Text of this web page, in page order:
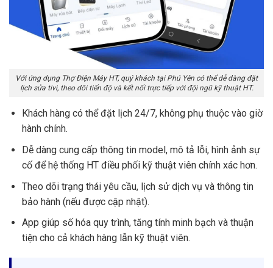
Với ứng dụng Thợ Điện Máy HT, quý khách tại Phú Yên có thể dễ dàng đặt
lịch sửa tivi, theo dõi tiến độ và kết nối trực tiếp với đội ngũ kỹ thuật HT.
Khách hàng có thể đặt lịch 24/7, không phụ thuộc vào giờ
hành chính.
Dễ dàng cung cấp thông tin model, mô tả lỗi, hình ảnh sự
cố để hệ thống HT điều phối kỹ thuật viên chính xác hơn.
Theo dõi trạng thái yêu cầu, lịch sử dịch vụ và thông tin
bảo hành (nếu được cập nhật).
App giúp số hóa quy trình, tăng tính minh bạch và thuận
tiện cho cả khách hàng lẫn kỹ thuật viên.